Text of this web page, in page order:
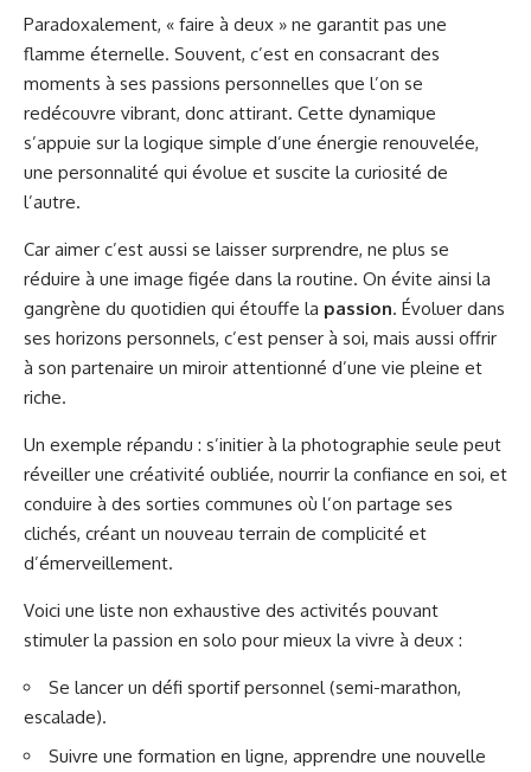
Paradoxalement, « faire à deux » ne garantit pas une
flamme éternelle. Souvent, c’est en consacrant des
moments à ses passions personnelles que l’on se
redécouvre vibrant, donc attirant. Cette dynamique
s’appuie sur la logique simple d’une énergie renouvelée,
une personnalité qui évolue et suscite la curiosité de
l’autre.
Car aimer c’est aussi se laisser surprendre, ne plus se
réduire à une image figée dans la routine. On évite ainsi la
gangrène du quotidien qui étouffe la passion. Évoluer dans
ses horizons personnels, c’est penser à soi, mais aussi offrir
à son partenaire un miroir attentionné d’une vie pleine et
riche.
Un exemple répandu : s’initier à la photographie seule peut
réveiller une créativité oubliée, nourrir la confiance en soi, et
conduire à des sorties communes où l’on partage ses
clichés, créant un nouveau terrain de complicité et
d’émerveillement.
Voici une liste non exhaustive des activités pouvant
stimuler la passion en solo pour mieux la vivre à deux :
Se lancer un défi sportif personnel (semi-marathon,
escalade).
Suivre une formation en ligne, apprendre une nouvelle